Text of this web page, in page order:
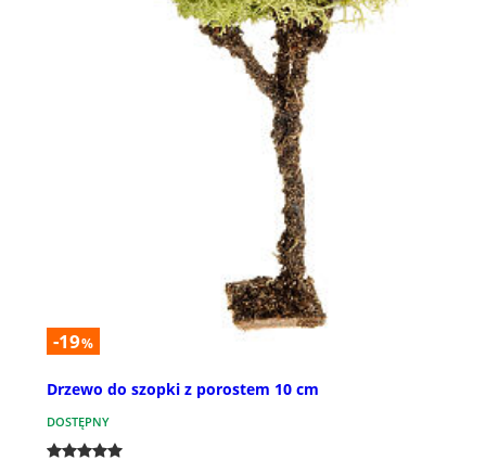
-19%
Drzewo do szopki z porostem 10 cm
DOSTĘPNY